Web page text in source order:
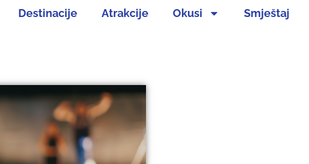
Destinacije Atrakcije Okusi Smještaj